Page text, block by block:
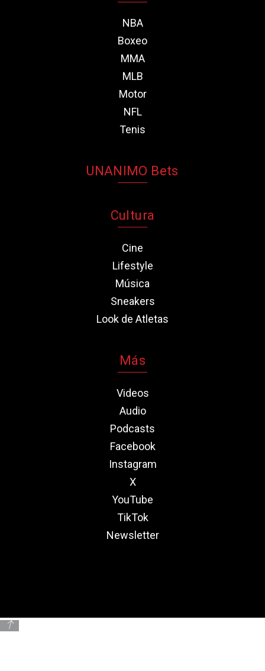
NBA
Boxeo
MMA
MLB
Motor
NFL
Tenis
UNANIMO Bets
Cultura
Cine
Lifestyle
Música
Sneakers
Look de Atletas
Más
Videos
Audio
Podcasts
Facebook
Instagram
X
YouTube
TikTok
Newsletter